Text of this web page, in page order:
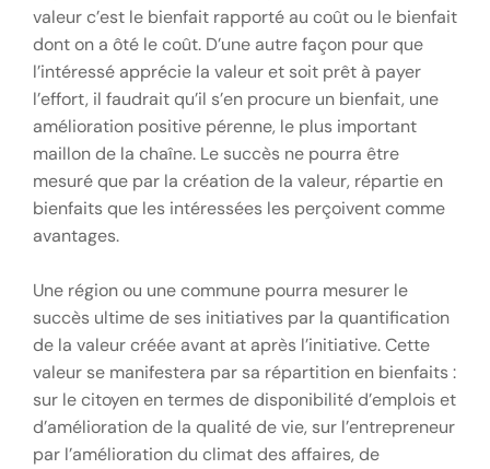
valeur c’est le bienfait rapporté au coût ou le bienfait
dont on a ôté le coût. D’une autre façon pour que
l’intéressé apprécie la valeur et soit prêt à payer
l’effort, il faudrait qu’il s’en procure un bienfait, une
amélioration positive pérenne, le plus important
maillon de la chaîne. Le succès ne pourra être
mesuré que par la création de la valeur, répartie en
bienfaits que les intéressées les perçoivent comme
avantages.
Une région ou une commune pourra mesurer le
succès ultime de ses initiatives par la quantification
de la valeur créée avant at après l’initiative. Cette
valeur se manifestera par sa répartition en bienfaits :
sur le citoyen en termes de disponibilité d’emplois et
d’amélioration de la qualité de vie, sur l’entrepreneur
par l’amélioration du climat des affaires, de